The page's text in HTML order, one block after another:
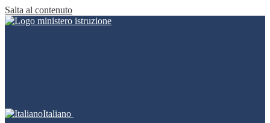
Salta al contenuto
Italiano